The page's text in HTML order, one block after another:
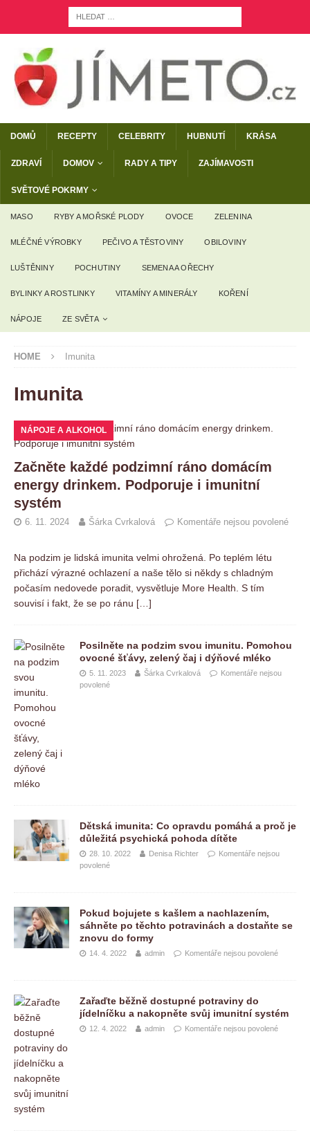
DOMŮ RECEPTY CELEBRITY HUBNUTÍ KRÁSA
ZDRAVÍ DOMOV RADY A TIPY ZAJÍMAVOSTI
SVĚTOVÉ POKRMY
MASO RYBY A MOŘSKÉ PLODY OVOCE ZELENINA
MLÉČNÉ VÝROBKY PEČIVO A TĚSTOVINY OBILOVINY
LUŠTĚNINY POCHUTINY SEMENA A OŘECHY
BYLINKY A ROSTLINKY VITAMÍNY A MINERÁLY KOŘENÍ
NÁPOJE ZE SVĚTA
HOME Imunita
Imunita
NÁPOJE A ALKOHOL
Začněte každé podzimní ráno domácím
energy drinkem. Podporuje i imunitní
systém
6. 11. 2024 Šárka Cvrkalová Komentáře nejsou povolené
Na podzim je lidská imunita velmi ohrožená. Po teplém létu
přichází výrazné ochlazení a naše tělo si někdy s chladným
počasím nedovede poradit, vysvětluje More Health. S tím
souvisí i fakt, že se po ránu […]
Posilněte na podzim svou imunitu. Pomohou
ovocné šťávy, zelený čaj i dýňové mléko
5. 11. 2023 Šárka Cvrkalová
Komentáře nejsou
povolené
Dětská imunita: Co opravdu pomáhá a proč je
důležitá psychická pohoda dítěte
28. 10. 2022 Denisa Richter
Komentáře nejsou
povolené
Pokud bojujete s kašlem a nachlazením,
sáhněte po těchto potravinách a dostaňte se
znovu do formy
14. 4. 2022 admin Komentáře nejsou povolené
Zařaďte běžně dostupné potraviny do
jídelníčku a nakopněte svůj imunitní systém
12. 4. 2022 admin Komentáře nejsou povolené